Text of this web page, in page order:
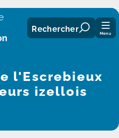
Rechercher Menu
l'Escrebieux
izellois